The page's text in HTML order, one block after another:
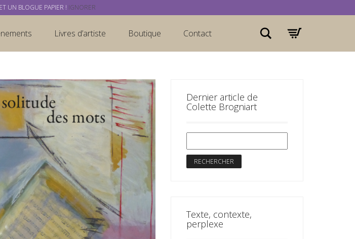
Livres d’artiste Boutique Contact Rechercher
Dernier article de
Colette Brogniart
Texte, contexte,
perplexe
UN BLOGUE PAPIER ! IGNORER